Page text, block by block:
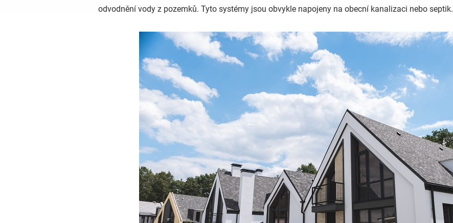
odvodnění vody z pozemků. Tyto systémy jsou obvykle napojeny na obecní kanalizaci nebo septik.